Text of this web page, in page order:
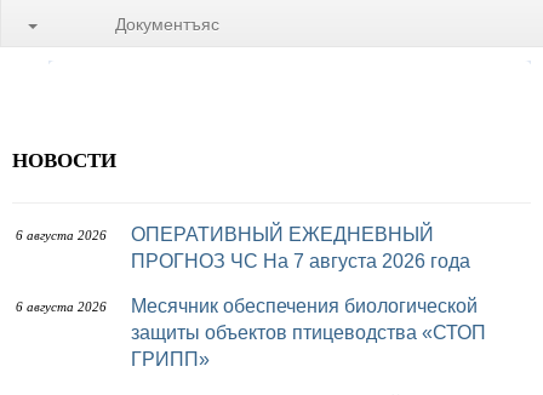
Документъяс
НОВОСТИ
6 августа 2026
ОПЕРАТИВНЫЙ ЕЖЕДНЕВНЫЙ
ПРОГНОЗ ЧС На 7 августа 2026 года
6 августа 2026
Месячник обеспечения биологической
защиты объектов птицеводства «СТОП
ГРИПП»